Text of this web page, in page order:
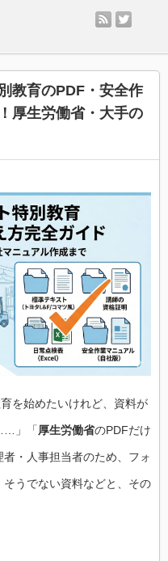
rss
教育のPDF・安全作
厚生労働省・大手の
を始めたいけれど、資料が
」「厚生労働省のPDFだけ
・人事担当者のため、フォ
うでない資料などと、その